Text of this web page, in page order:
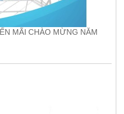
MÃI CHÀO MỪNG NĂM